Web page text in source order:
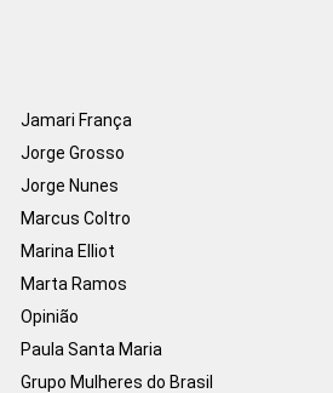
Jamari França
Jorge Grosso
Jorge Nunes
Marcus Coltro
Marina Elliot
Marta Ramos
Opinião
Paula Santa Maria
Grupo Mulheres do Brasil